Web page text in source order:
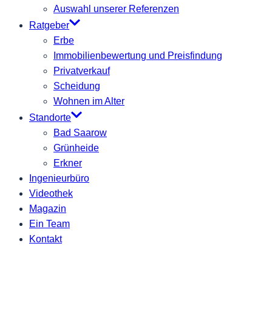
Auswahl unserer Referenzen
Ratgeber
Erbe
Immobilienbewertung und Preisfindung
Privatverkauf
Scheidung
Wohnen im Alter
Standorte
Bad Saarow
Grünheide
Erkner
Ingenieurbüro
Videothek
Magazin
Ein Team
Kontakt